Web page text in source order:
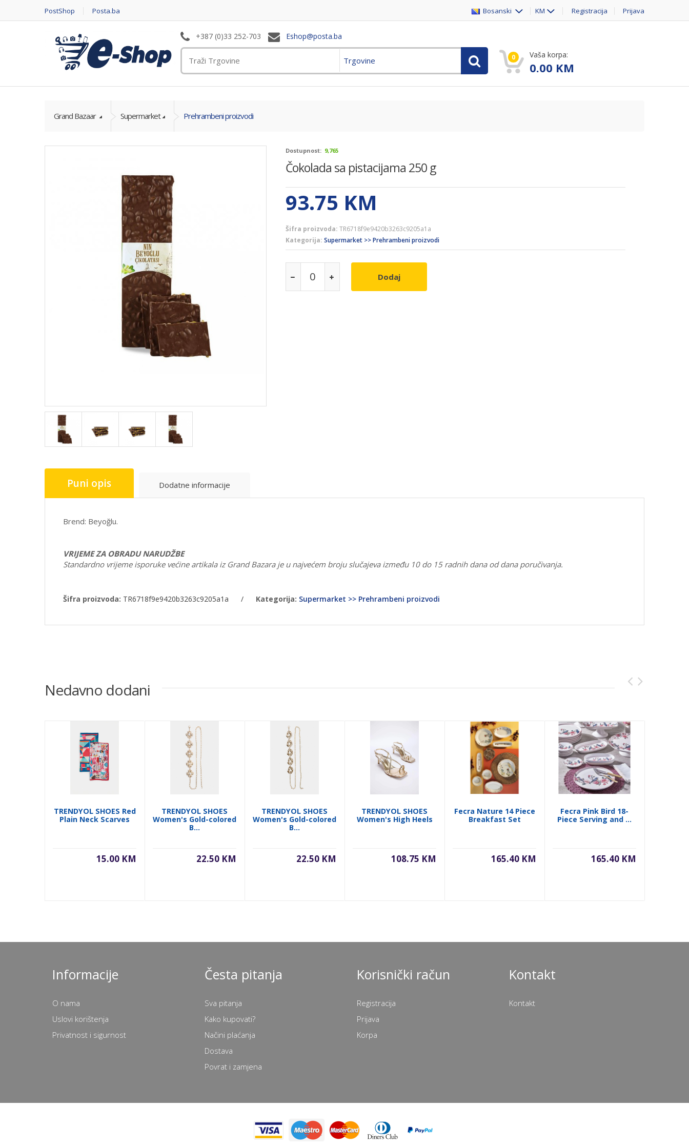
PostShop Posta.ba Bosanski KM Registracija Prijava
+387 (0)33 252-703 Eshop@posta.ba
Trgovine 0 Vaša korpa:
0.00 KM
Grand Bazaar Supermarket Prehrambeni proizvodi
Dostupnost: 9,765
Čokolada sa pistacijama 250 g
93.75 KM
Šifra proizvoda: TR6718f9e9420b3263c9205a1a
Kategorija: Supermarket >> Prehrambeni proizvodi
Dodaj
Puni opis Dodatne informacije
Brend: Beyoğlu.
VRIJEME ZA OBRADU NARUDŽBE
Standardno vrijeme isporuke većine artikala iz Grand Bazara je u najvećem broju slučajeva između 10 do 15 radnih dana od dana poručivanja.
Šifra proizvoda: TR6718f9e9420b3263c9205a1a / Kategorija: Supermarket >> Prehrambeni proizvodi
Nedavno dodani
TRENDYOL SHOES Red
Plain Neck Scarves
15.00 KM
TRENDYOL SHOES
Women's Gold-colored
B...
22.50 KM
TRENDYOL SHOES
Women's Gold-colored
B...
22.50 KM
TRENDYOL SHOES
Women's High Heels
108.75 KM
Fecra Nature 14 Piece
Breakfast Set
165.40 KM
Fecra Pink Bird 18-
Piece Serving and ...
165.40 KM
Informacije
O nama
Uslovi korištenja
Privatnost i sigurnost
Česta pitanja
Sva pitanja
Kako kupovati?
Načini plaćanja
Dostava
Povrat i zamjena
Korisnički račun
Registracija
Prijava
Korpa
Kontakt
Kontakt